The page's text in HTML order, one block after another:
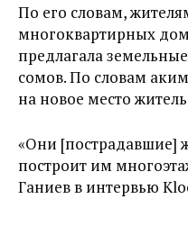
По его словам,
многоквартирных
предлагала
сомов. По словам
на новое место
«Они [пострадавшие]
построит им
Ганиев в интервью